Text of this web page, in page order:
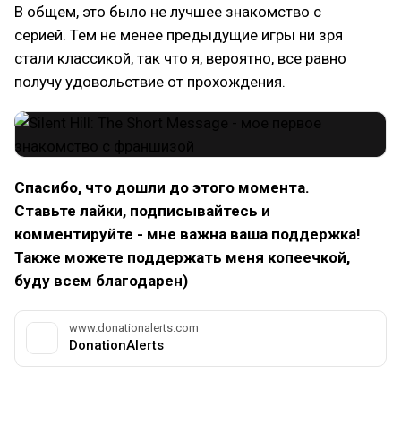
В общем, это было не лучшее знакомство с
серией. Тем не менее предыдущие игры ни зря
стали классикой, так что я, вероятно, все равно
получу удовольствие от прохождения.
Спасибо, что дошли до этого момента.
Ставьте лайки, подписывайтесь и
комментируйте - мне важна ваша поддержка!
Также можете поддержать меня копеечкой,
буду всем благодарен)
www.donationalerts.com
DonationAlerts